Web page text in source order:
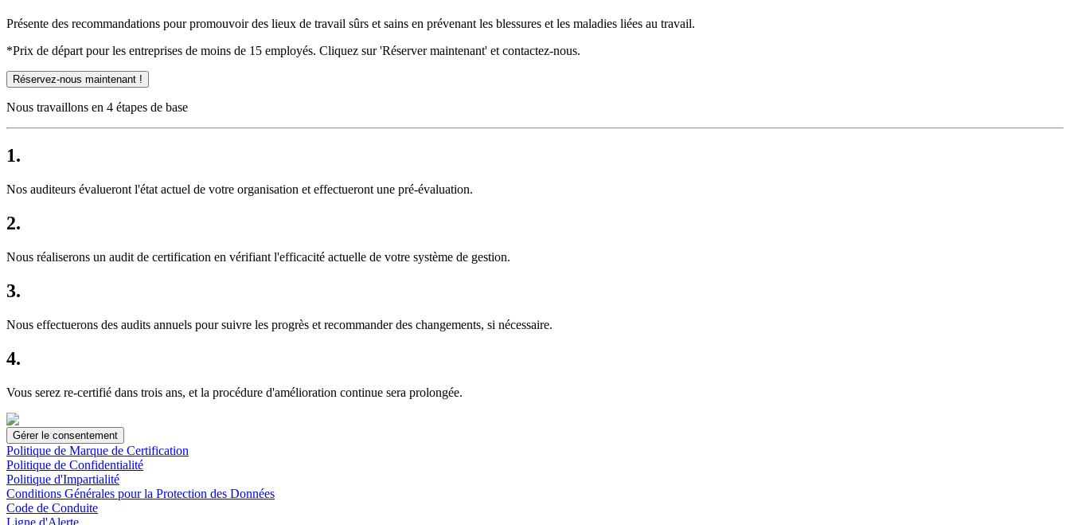
Présente des recommandations pour promouvoir des lieux de travail sûrs et sains en prévenant les blessures et les maladies liées au travail.
*Prix de départ pour les entreprises de moins de 15 employés. Cliquez sur 'Réserver maintenant' et contactez-nous.
Réservez-nous maintenant !
Nous travaillons en 4 étapes de base
1.
Nos auditeurs évalueront l'état actuel de votre organisation et effectueront une pré-évaluation.
2.
Nous réaliserons un audit de certification en vérifiant l'efficacité actuelle de votre système de gestion.
3.
Nous effectuerons des audits annuels pour suivre les progrès et recommander des changements, si nécessaire.
4.
Vous serez re-certifié dans trois ans, et la procédure d'amélioration continue sera prolongée.
Gérer le consentement
Politique de Marque de Certification
Politique de Confidentialité
Politique d'Impartialité
Conditions Générales pour la Protection des Données
Code de Conduite
Ligne d'Alerte